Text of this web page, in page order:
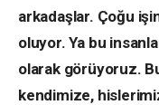
arkadaşlar. Çoğu
oluyor. Ya bu
olarak görüyoruz.
kendimize,